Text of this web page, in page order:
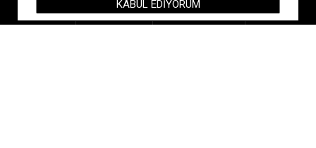
Zirkon Taşlı Kadın Bileklik Zirkon Taşlı Kadın Bileklik
Anasayfa Hesabım Sipariş Takibi İletişim
KABUL EDIYORUM